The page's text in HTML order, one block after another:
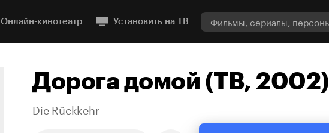
Онлайн-кинотеатр Установить на ТВ
Дорога домой (ТВ, 2002)
Die Rückkehr